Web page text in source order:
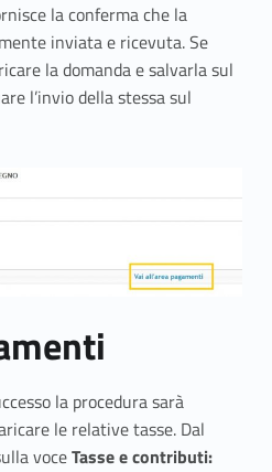
la conferma che la
inviata e ricevuta. Se
la domanda e salvarla sul
l’invio della stessa sul
la procedura sarà
le relative tasse. Dal
voceTasse e contributi: